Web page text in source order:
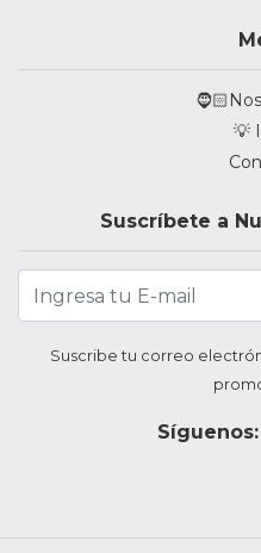
💡
Suscríbete a
Suscribe tu correo
Síguenos: